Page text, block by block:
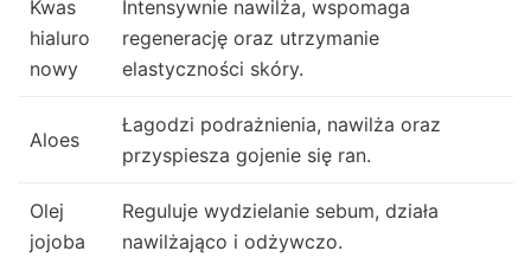
Kwas
hialuro
nowy
Intensywnie nawilża, wspomaga
regenerację oraz utrzymanie
elastyczności skóry.
Aloes
Łagodzi podrażnienia, nawilża oraz
przyspiesza gojenie się ran.
Olej
jojoba
Reguluje wydzielanie sebum, działa
nawilżająco i odżywczo.